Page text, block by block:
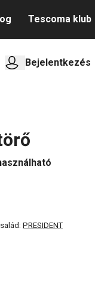
Tescoma klub
Bejelentkezés
PRESIDENT